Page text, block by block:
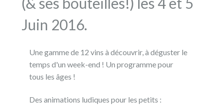
Juin 2016.
Une gamme de 12 vins à découvrir, à déguster le
temps d'un week-end ! Un programme pour
tous les âges !
Des animations ludiques pour les petits :